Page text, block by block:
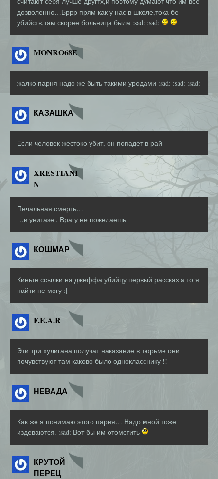
дозволенно…Бррр прям как у нас в школе,тока бе
убийств,там скорее больница была :sad: :sad:
MONRO68E
жалко парня надо же быть такими уродами :sad: :sad: :sad:
КАЗАШКА
Если человек жестоко убит, он попадет в рай
XRESTIANI
N
Печальная смерть…
…в унитазе . Врагу не пожелаешь
КОШМАР
Киньте ссылки на джеффа убийцу первый рассказ а то я
найти не могу :|
F.E.A.R
Эти три хулигана получат наказание в тюрьме они
почувствуют там каково было однокласснику !!
НЕВАДА
Как же я понимаю этого парня… Надо мной тоже
издеваются. :sad: Вот бы им отомстить
КРУТОЙ
ПЕРЕЦ